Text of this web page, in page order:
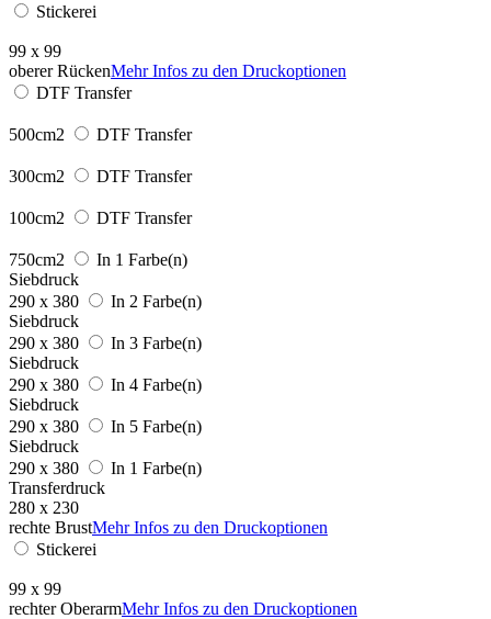
Stickerei
99 x 99
oberer RückenMehr Infos zu den Druckoptionen
DTF Transfer
500cm2 DTF Transfer
300cm2 DTF Transfer
100cm2 DTF Transfer
750cm2
In 1 Farbe(n)
Siebdruck
290 x 380
In 2 Farbe(n)
Siebdruck
290 x 380
In 3 Farbe(n)
Siebdruck
290 x 380
In 4 Farbe(n)
Siebdruck
290 x 380
In 5 Farbe(n)
Siebdruck
290 x 380
In 1 Farbe(n)
Transferdruck
280 x 230
rechte BrustMehr Infos zu den Druckoptionen
Stickerei
99 x 99
rechter OberarmMehr Infos zu den Druckoptionen